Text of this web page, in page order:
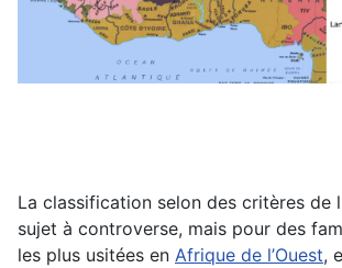
La classification selon des critères de
sujet à controverse, mais pour des
les plus usitées en Afrique de l’Ouest,